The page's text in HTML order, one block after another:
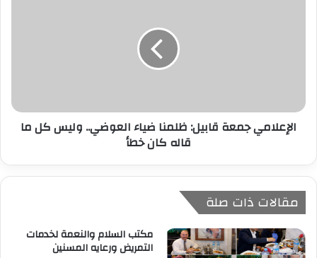
الإعلامي جمعة قابيل: ظلمنا ضياء العوضي.. وليس كل ما
قاله كان خطأ
مقالات ذات صلة
مكتب السلام والنعمة لخدمات
التمريض ورعايه المسنين